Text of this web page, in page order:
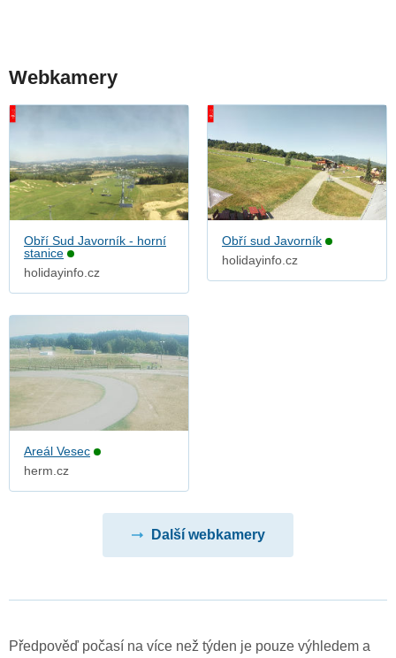
Webkamery
Obří Sud Javorník - horní
stanice
holidayinfo.cz
Obří sud Javorník
holidayinfo.cz
Areál Vesec
herm.cz
Další webkamery
Předpověď počasí na více než týden je pouze výhledem a